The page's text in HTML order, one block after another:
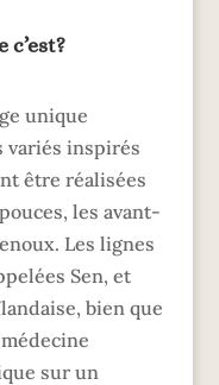
c’est?
unique
variés inspirés
être réalisées
les avant-
Les lignes
Sen, et
bien que
sur un